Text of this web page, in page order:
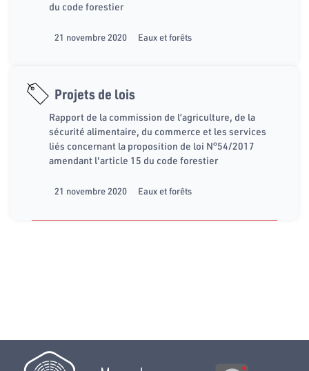
du code forestier
21 novembre 2020 Eaux et forêts
Projets de lois
Rapport de la commission de l’agriculture, de la
sécurité alimentaire, du commerce et les services
liés concernant la proposition de loi N°54/2017
amendant l'article 15 du code forestier
21 novembre 2020 Eaux et forêts